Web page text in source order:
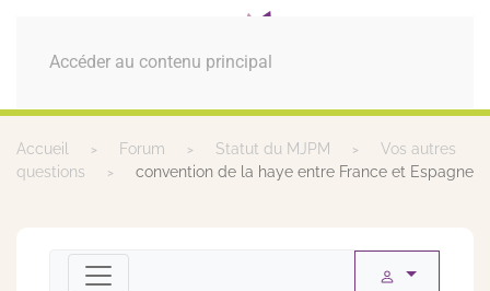
Accéder au contenu principal
MENU
Accueil Forum Statut du MJPM
Vos autres
questions
convention de la haye entre France et Espagne